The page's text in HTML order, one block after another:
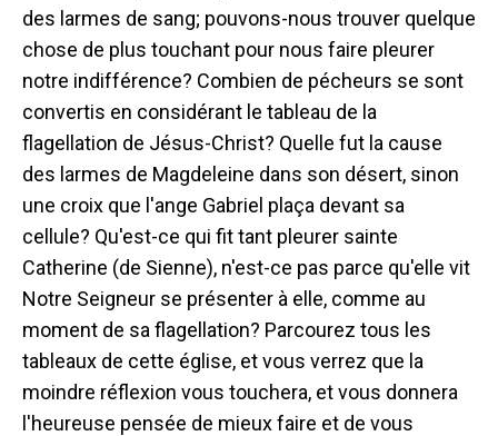
des larmes de sang; pouvons-nous trouver quelque
chose de plus touchant pour nous faire pleurer
notre indifférence? Combien de pécheurs se sont
convertis en considérant le tableau de la
flagellation de Jésus-Christ? Quelle fut la cause
des larmes de Magdeleine dans son désert, sinon
une croix que l'ange Gabriel plaça devant sa
cellule? Qu'est-ce qui fit tant pleurer sainte
Catherine (de Sienne), n'est-ce pas parce qu'elle vit
Notre Seigneur se présenter à elle, comme au
moment de sa flagellation? Parcourez tous les
tableaux de cette église, et vous verrez que la
moindre réflexion vous touchera, et vous donnera
l'heureuse pensée de mieux faire et de vous